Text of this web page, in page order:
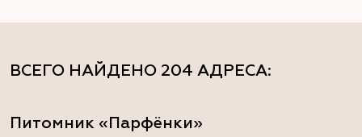
ВСЕГО НАЙДЕНО 204 АДРЕСА:
Питомник «Парфёнки»